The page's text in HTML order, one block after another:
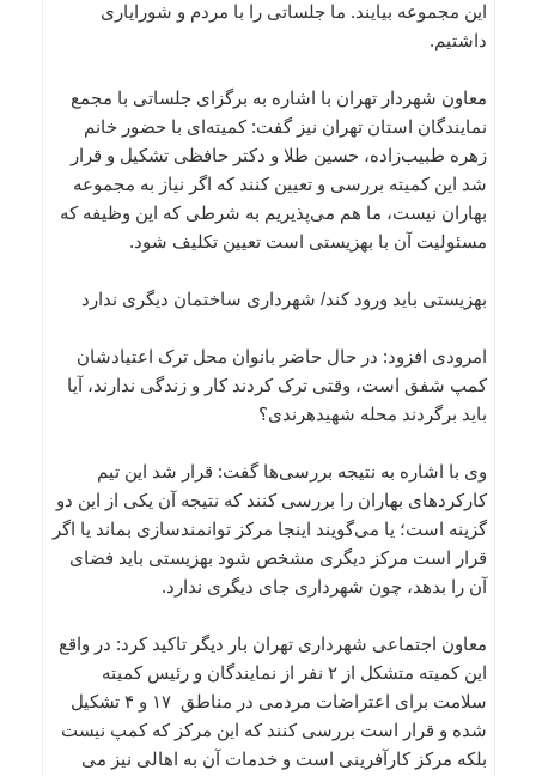
این مجموعه بیایند. ما جلساتی را با مردم و شورایاری
داشتیم.
معاون شهردار تهران با اشاره به برگزای جلساتی با مجمع
نمایندگان استان تهران نیز گفت: کمیته‌ای با حضور خانم
زهره طبیب‌زاده، حسین طلا و دکتر حافظی تشکیل و قرار
شد این کمیته بررسی و تعیین کنند که اگر نیاز به مجموعه
بهاران نیست، ما هم می‌پذیریم به شرطی که این وظیفه که
مسئولیت آن با بهزیستی است تعیین تکلیف شود.
بهزیستی باید ورود کند/ شهرداری ساختمان دیگری ندارد
امرودی افزود: در حال حاضر بانوان محل ترک اعتیادشان
کمپ شفق است، وقتی ترک کردند کار و زندگی ندارند، آیا
باید برگردند محله شهیدهرندی؟
وی با اشاره به نتیجه بررسی‌ها گفت: قرار شد این تیم
کارکردهای بهاران را بررسی کنند که نتیجه آن یکی از این دو
گزینه است؛ یا می‌گویند اینجا مرکز توانمندسازی بماند یا اگر
قرار است مرکز دیگری مشخص شود بهزیستی باید فضای
آن را بدهد، چون شهرداری جای دیگری ندارد.
معاون اجتماعی شهرداری تهران بار دیگر تاکید کرد: در واقع
این کمیته متشکل از ۲ نفر از نمایندگان و رئیس کمیته
سلامت برای اعتراضات مردمی در مناطق ۱۷ و ۴ تشکیل
شده و قرار است بررسی کنند که این مرکز که کمپ نیست
بلکه مرکز کارآفرینی است و خدمات آن به اهالی نیز می